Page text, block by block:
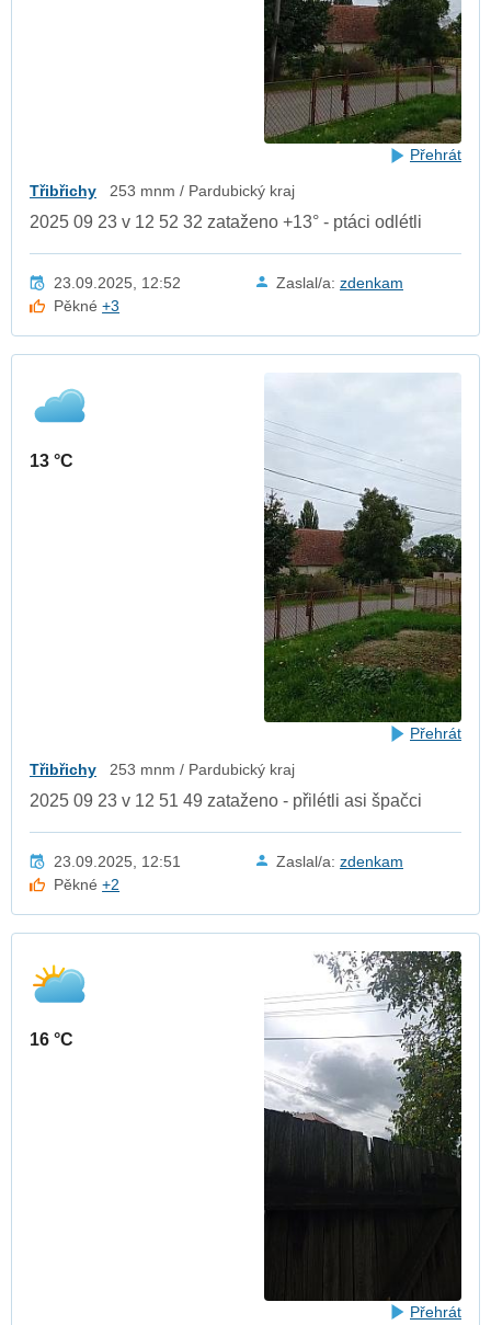
Přehrát
Třibřichy 253 mnm / Pardubický kraj
2025 09 23 v 12 52 32 zataženo +13° - ptáci odlétli
23.09.2025, 12:52 Zaslal/a: zdenkam
Pěkné+3
13 °C
Přehrát
Třibřichy 253 mnm / Pardubický kraj
2025 09 23 v 12 51 49 zataženo - přilétli asi špačci
23.09.2025, 12:51 Zaslal/a: zdenkam
Pěkné+2
16 °C
Přehrát